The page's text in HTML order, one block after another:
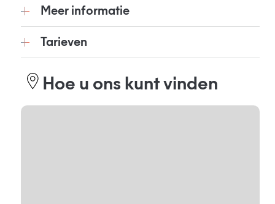
Meer informatie
Tarieven
Hoe u ons kunt vinden